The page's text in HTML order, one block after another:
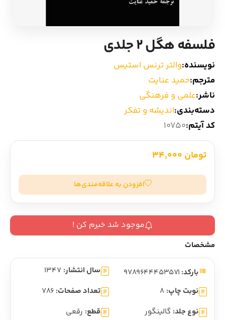
ادبیات فلسفه هگل 2 جلدی
نویسنده:والتر ترنس استیس
مترجم:حمید عنایت
ناشر:علمی و فرهنگی
دسته‌بندی:اندیشه و تفکر
کد آیتم:10750
تومان 34,000
افزودن به علاقه‌مندی‌ها
موجود شد خبرم کن !
مشخصات
بارکد: سال انتشار: 1347
نوبت چاپ: 8 تعداد صفحات: 786
نوع جلد: گالینگور قطع: رقعی